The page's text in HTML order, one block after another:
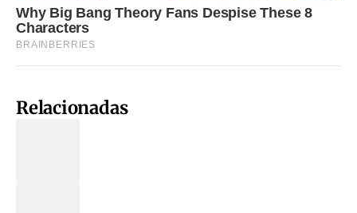
Relacionadas